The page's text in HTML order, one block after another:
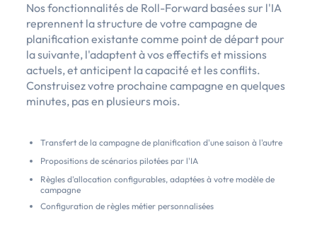
Nos fonctionnalités de Roll-Forward basées sur l'IA
reprennent la structure de votre campagne de
planification existante comme point de départ pour
la suivante, l'adaptent à vos effectifs et missions
actuels, et anticipent la capacité et les conflits.
Construisez votre prochaine campagne en quelques
minutes, pas en plusieurs mois.
Transfert de la campagne de planification d'une saison à l'autre
Propositions de scénarios pilotées par l'IA
Règles d'allocation configurables, adaptées à votre modèle de
campagne
Configuration de règles métier personnalisées